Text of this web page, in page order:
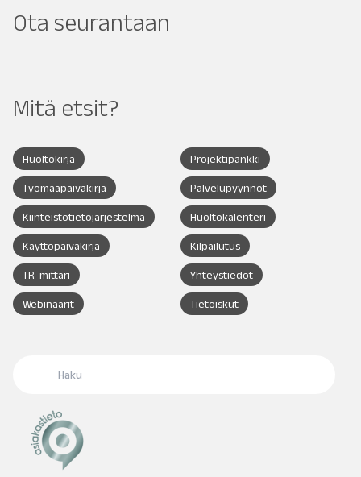
Ota seurantaan
Mitä etsit?
Huoltokirja Projektipankki
Työmaapäiväkirja Palvelupyynnöt
Kiinteistötietojärjestelmä Huoltokalenteri
Käyttöpäiväkirja Kilpailutus
TR-mittari Yhteystiedot
Webinaarit Tietoiskut